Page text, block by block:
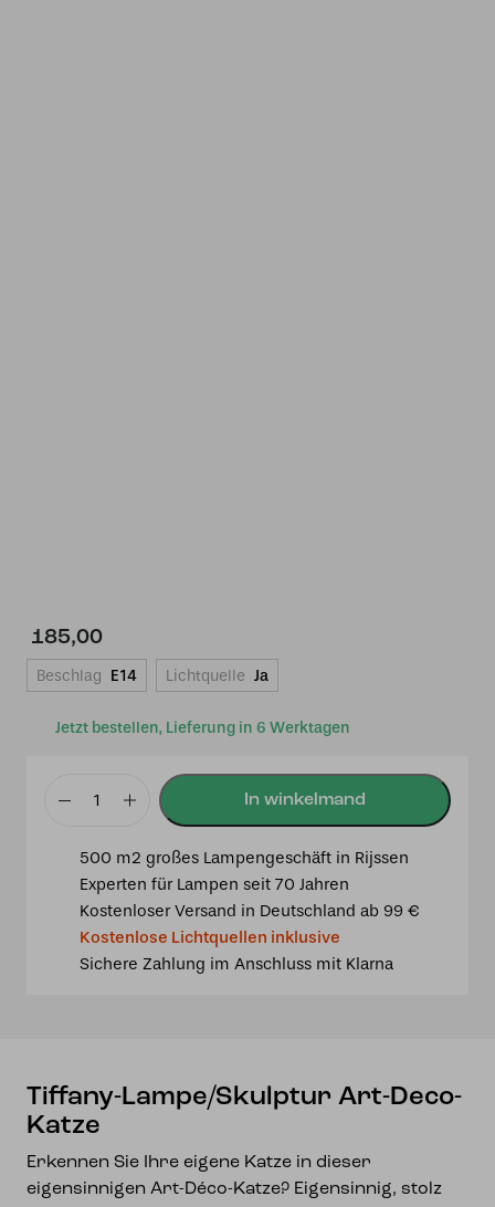
Jetzt bestellen, Lieferung in 6 Werktagen
185,00
Beschlag E14 Lichtquelle Ja
Tiffany-
Deco-
Katze
Menge
500 m2 großes Lampengeschäft in Rijssen
Experten für Lampen seit 70 Jahren
Kostenloser Versand in Deutschland ab 99 €
Kostenlose Lichtquellen inklusive
Sichere Zahlung im Anschluss mit Klarna
Tiffany-Lampe/Skulptur Art-Deco-
Katze
Erkennen Sie Ihre eigene Katze in dieser
eigensinnigen Art-Déco-Katze? Eigensinnig, stolz